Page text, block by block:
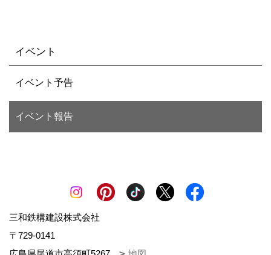
イベント
イベント予告
イベント報告
三和鉄構建設株式会社
〒729-0141